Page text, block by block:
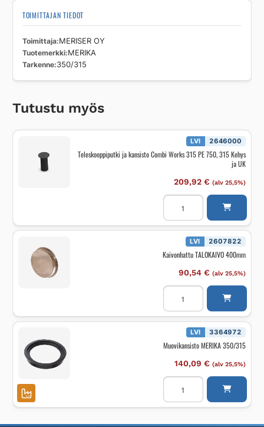
TOIMITTAJAN TIEDOT
Toimittaja MERISER OY
Tuotemerkki MERIKA
Tarkenne 350/315
Tutustu myös
LVI 2646000
Teleskooppiputki ja kansisto Combi Works 315 PE 750, 315 Kehys
ja UK
209,92 € (alv 25,5%)
Teleskooppiputki
kansisto
Combi
Works
750,
Kehys
UK
määrä
LVI 2607822
Kaivonhattu TALOKAIVO 400mm
90,54 € (alv 25,5%)
Kaivonhattu
TALOKAIVO
400mm
määrä
LVI 3364972
Muovikansisto MERIKA 350/315
140,09 € (alv 25,5%)
Muovikansisto
MERIKA
350/315
määrä